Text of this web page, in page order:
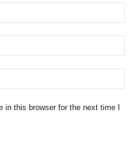
in this browser for the next time I